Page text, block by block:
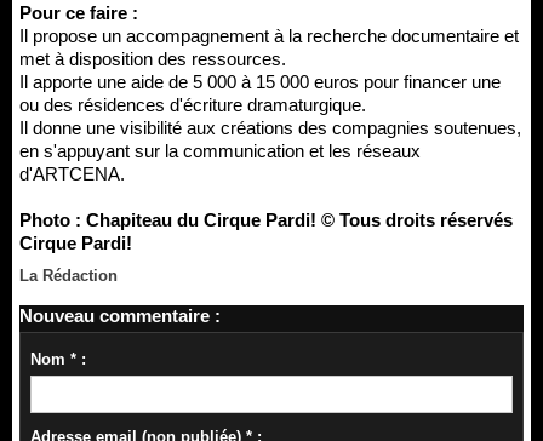
Pour ce faire :
Il propose un accompagnement à la recherche documentaire et
met à disposition des ressources.
Il apporte une aide de 5 000 à 15 000 euros pour financer une
ou des résidences d'écriture dramaturgique.
Il donne une visibilité aux créations des compagnies soutenues,
en s'appuyant sur la communication et les réseaux
d'ARTCENA.
Photo : Chapiteau du Cirque Pardi! © Tous droits réservés
Cirque Pardi!
La Rédaction
Nouveau commentaire :
Nom * :
Adresse email (non publiée) * :